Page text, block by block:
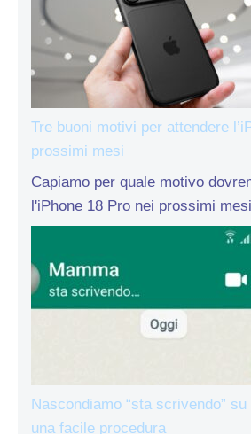
Tre buoni motivi per attendere
prossimi mesi
Capiamo per quale motivo
l'iPhone 18 Pro nei prossimi mesi
Nascondiamo “sta scrivendo”
una facile procedura